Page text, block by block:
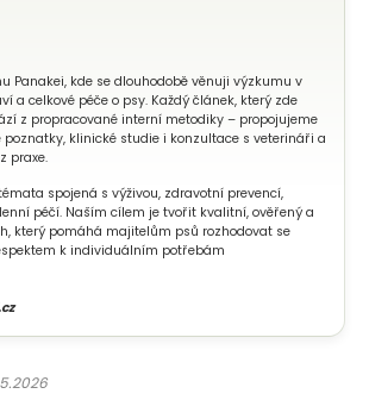
Panakei, kde se dlouhodobě věnuji výzkumu v
a celkové péče o psy. Každý článek, který zde
z propracované interní metodiky – propojujeme
poznatky, klinické studie i konzultace s veterináři a
praxe.
spojená s výživou, zdravotní prevencí,
péčí. Naším cílem je tvořit kvalitní, ověřený a
který pomáhá majitelům psů rozhodovat se
k individuálním potřebám